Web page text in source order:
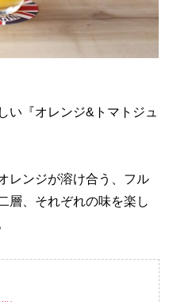
い『オレンジ&トマトジュ
レンジが溶け合う、フル
層、それぞれの味を楽し